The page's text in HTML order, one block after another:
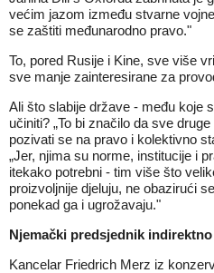
većim jazom između stvarne
se zaštiti međunarodno pravo."
To, pored Rusije i Kine, sve više
sve manje zainteresirane za
Ali što slabije države - među koje
učiniti? „To bi značilo da sve
pozivati se na pravo i kolektivno
„Jer, njima su norme, institucije i
itekako potrebni - tim više što
proizvoljnije djeluju, ne obazirući
ponekad ga i ugrožavaju."
Njemački predsjednik
Kancelar Friedrich Merz iz